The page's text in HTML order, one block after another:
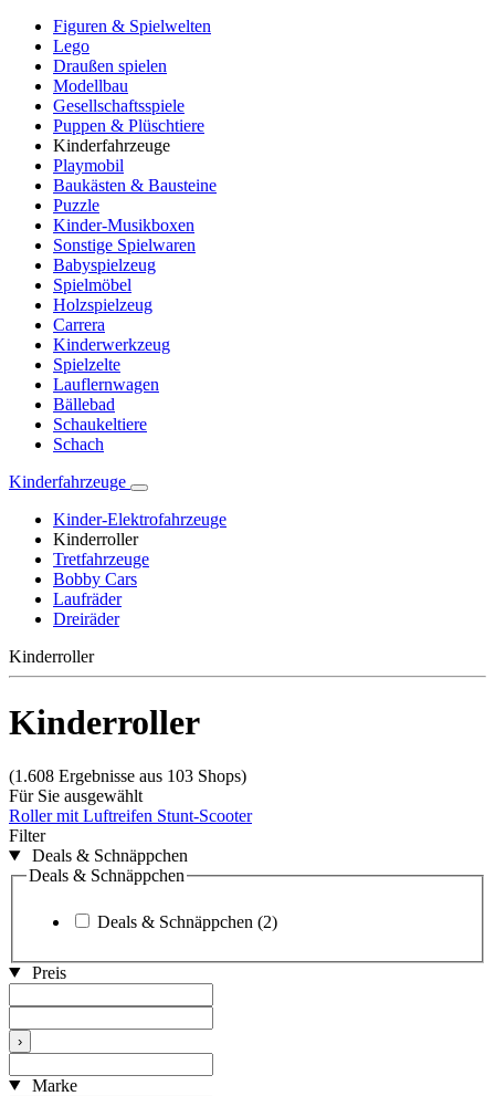
Figuren & Spielwelten
Lego
Draußen spielen
Modellbau
Gesellschaftsspiele
Puppen & Plüschtiere
Kinderfahrzeuge
Playmobil
Baukästen & Bausteine
Puzzle
Kinder-Musikboxen
Sonstige Spielwaren
Babyspielzeug
Spielmöbel
Holzspielzeug
Carrera
Kinderwerkzeug
Spielzelte
Lauflernwagen
Bällebad
Schaukeltiere
Schach
Kinderfahrzeuge
Kinder-Elektrofahrzeuge
Kinderroller
Tretfahrzeuge
Bobby Cars
Laufräder
Dreiräder
Kinderroller
Kinderroller
(1.608 Ergebnisse aus 103 Shops)
Für Sie ausgewählt
Roller mit Luftreifen Stunt-Scooter
Filter
Deals & Schnäppchen
Deals & Schnäppchen
Deals & Schnäppchen (2)
Preis
›
Marke